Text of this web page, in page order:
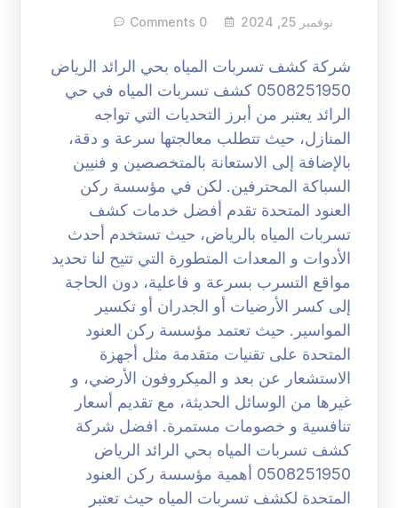
نوفمبر 25, 2024 0 Comments
شركة كشف تسربات المياه بحي الرائد الرياض
0508251950 كشف تسربات المياه في حي
الرائد يعتبر من أبرز التحديات التي تواجه
المنازل، حيث تتطلب معالجتها سرعة و دقة،
بالإضافة إلى الاستعانة بالمتخصصين و فنيين
السباكة المحترفين. لكن في مؤسسة ركن
العنود المتحدة تقدم أفضل خدمات كشف
تسربات المياه بالرياض، حيث تستخدم أحدث
الأدوات و المعدات المتطورة التي تتيح لنا تحديد
مواقع التسرب بسرعة و فاعلية، دون الحاجة
إلى كسر الأرضيات أو الجدران أو تكسير
المواسير. حيث تعتمد مؤسسة ركن العنود
المتحدة على تقنيات متقدمة مثل أجهزة
الاستشعار عن بعد و الميكروفون الأرضي، و
غيرها من الوسائل الحديثة، مع تقديم أسعار
تنافسية و خصومات مستمرة. افضل شركة
كشف تسربات المياه بحي الرائد الرياض
0508251950 أهمية مؤسسة ركن العنود
المتحدة لكشف تسربات المياه حيث تعتبر